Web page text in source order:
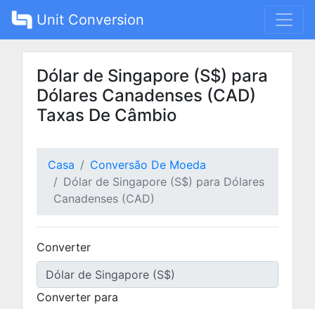
Unit Conversion
Dólar de Singapore (S$) para
Dólares Canadenses (CAD)
Taxas De Câmbio
Casa
Conversão De Moeda
Dólar de Singapore (S$) para Dólares
Canadenses (CAD)
Converter
Converter para